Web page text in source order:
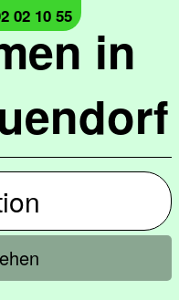
in
02 10 55